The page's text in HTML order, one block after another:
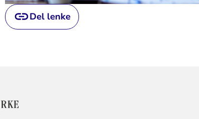
Del lenke
KONTAKTINFORMASJON